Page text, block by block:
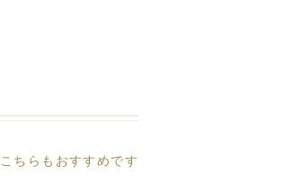
こちらもおすすめです